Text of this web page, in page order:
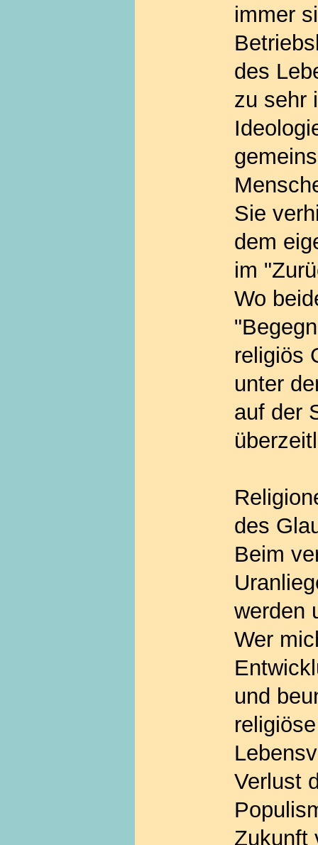
immer
des
zu sehr
Sie
dem
im
Wo
religiös
unter
auf der
des
Beim
werden
Wer
und
Verlust
Zukunft